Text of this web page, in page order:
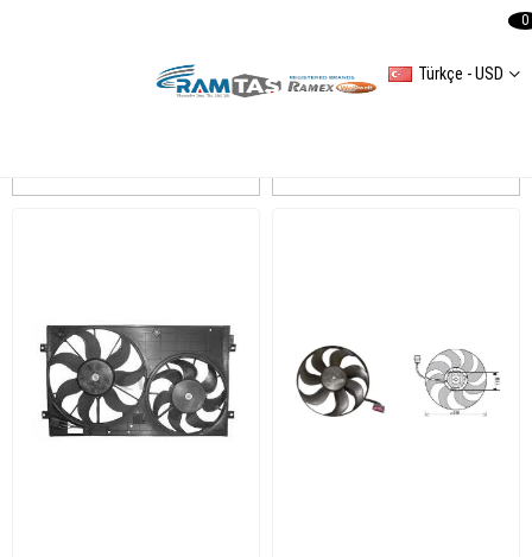
Türkçe - USD
0